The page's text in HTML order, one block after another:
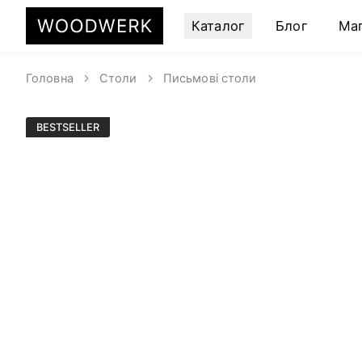
Каталог Блог
Головна Столи Письмові столи
BESTSELLER